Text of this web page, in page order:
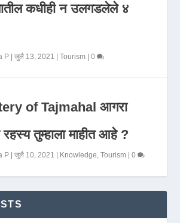
कधीही न उलगडलेले ४
P |जुलै 13, 2021 |Tourism |0
of Tajmahal आगरा
तुम्हाला माहीत आहे ?
P |जुलै 10, 2021 | Knowledge ,Tourism |0